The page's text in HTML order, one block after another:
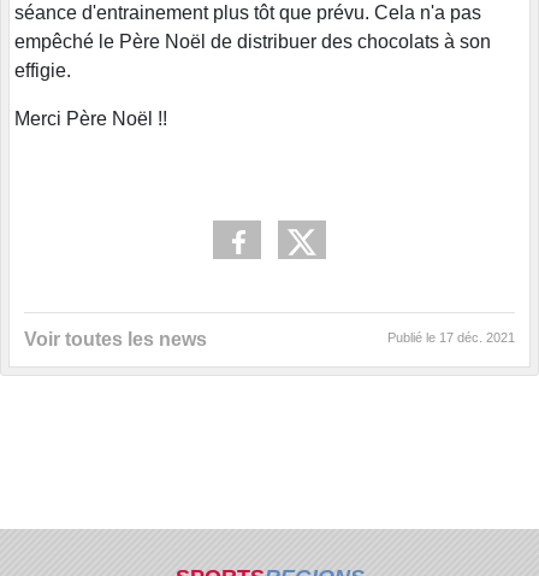
séance d'entrainement plus tôt que prévu. Cela n'a pas
empêché le Père Noël de distribuer des chocolats à son
effigie.
Merci Père Noël !!
Voir toutes les news Publié le 17 déc. 2021